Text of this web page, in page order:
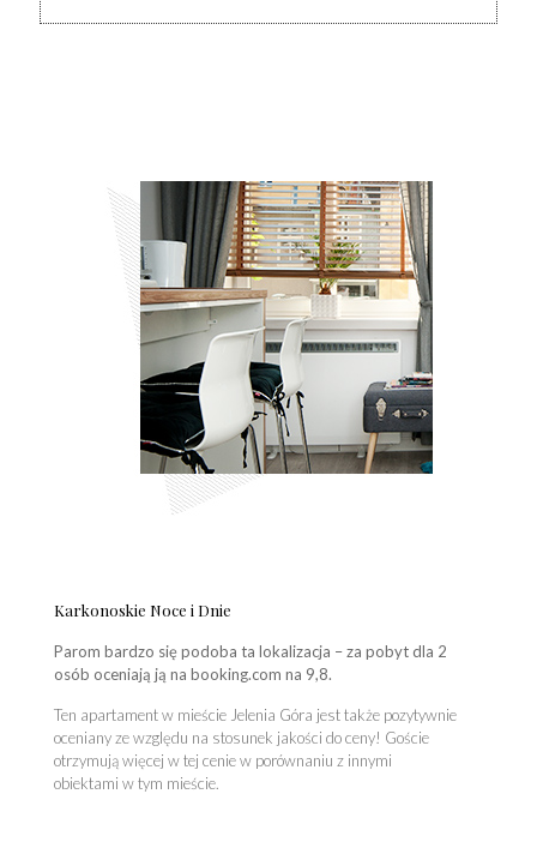
Karkonoskie Noce i Dnie
Parom bardzo się podoba ta lokalizacja – za pobyt dla 2
osób oceniają ją na booking.com na 9,8.
Ten apartament w mieście Jelenia Góra jest także pozytywnie
oceniany ze względu na stosunek jakości do ceny! Goście
otrzymują więcej w tej cenie w porównaniu z innymi
obiektami w tym mieście.